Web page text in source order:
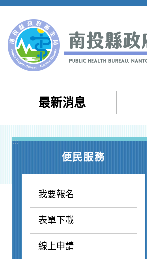
跳到主要內容區塊
最新消息
:::
便民服務
我要報名
表單下載
線上申請